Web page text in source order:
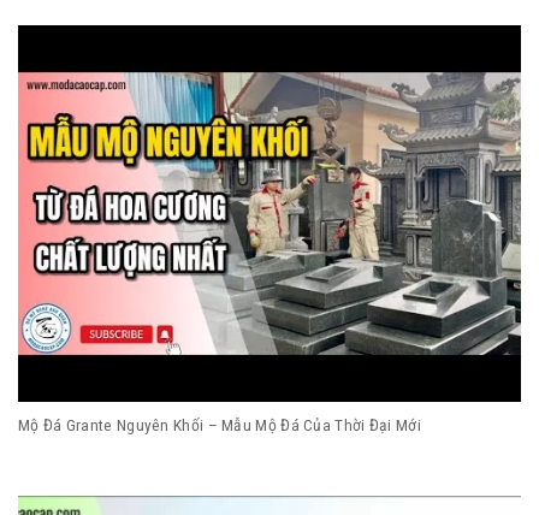
Mộ Đá Grante Nguyên Khối – Mẫu Mộ Đá Của Thời Đại Mới